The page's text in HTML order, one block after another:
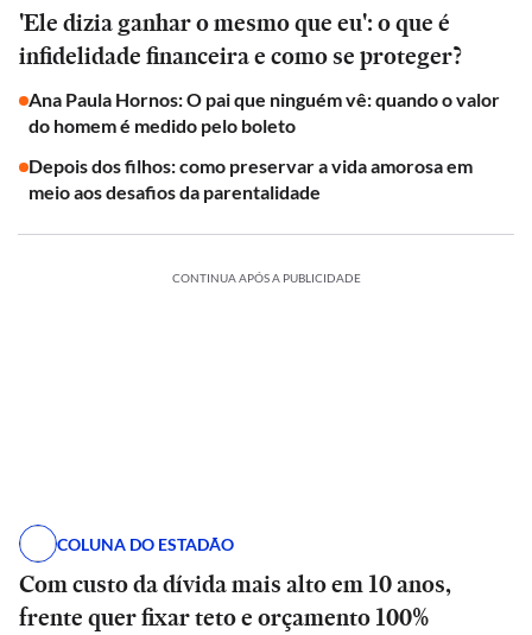
'Ele dizia ganhar o mesmo que eu': o que é
infidelidade financeira e como se proteger?
Ana Paula Hornos: O pai que ninguém vê: quando o valor
do homem é medido pelo boleto
Depois dos filhos: como preservar a vida amorosa em
meio aos desafios da parentalidade
CONTINUA APÓS A PUBLICIDADE
COLUNA DO ESTADÃO
Com custo da dívida mais alto em 10 anos,
frente quer fixar teto e orçamento 100%